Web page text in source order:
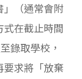
」（通常會附
在截止時間
錄取學校，
求將「放棄